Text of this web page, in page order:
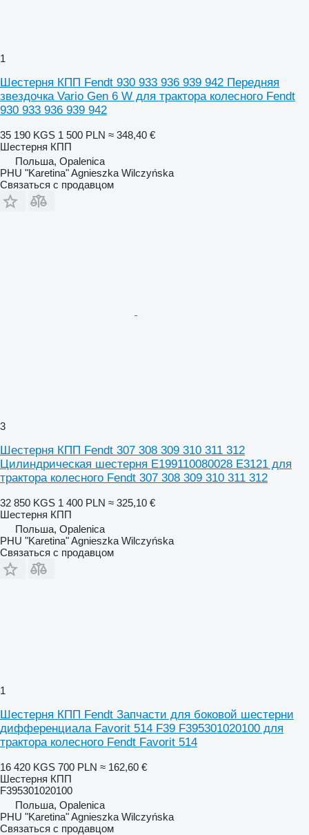
1
Шестерня КПП Fendt 930 933 936 939 942 Передняя
звездочка Vario Gen 6 W для трактора колесного Fendt
930 933 936 939 942
35 190 KGS 1 500 PLN ≈ 348,40 €
Шестерня КПП
Польша, Opalenica
PHU "Karetina" Agnieszka Wilczyńska
Связаться с продавцом
3
Шестерня КПП Fendt 307 308 309 310 311 312
Цилиндрическая шестерня E199110080028 E3121 для
трактора колесного Fendt 307 308 309 310 311 312
32 850 KGS 1 400 PLN ≈ 325,10 €
Шестерня КПП
Польша, Opalenica
PHU "Karetina" Agnieszka Wilczyńska
Связаться с продавцом
1
Шестерня КПП Fendt Запчасти для боковой шестерни
дифференциала Favorit 514 F39 F395301020100 для
трактора колесного Fendt Favorit 514
16 420 KGS 700 PLN ≈ 162,60 €
Шестерня КПП
F395301020100
Польша, Opalenica
PHU "Karetina" Agnieszka Wilczyńska
Связаться с продавцом